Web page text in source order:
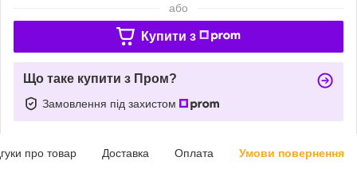
або
Купити з
Що таке купити з Пром?
Замовлення під захистом
про товар Доставка Оплата Умови повернення